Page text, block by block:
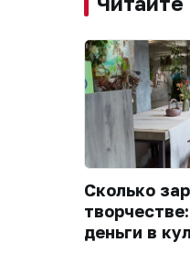
Сколько
деньги в